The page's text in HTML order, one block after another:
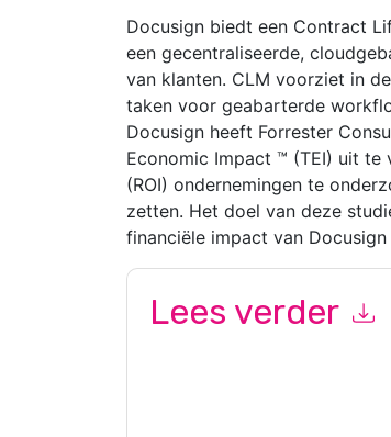
Docusign biedt een Contract
een gecentraliseerde,
van klanten. CLM voorziet in
taken voor geabarterde
Docusign heeft Forrester
Economic Impact ™ (TEI) uit
(ROI) ondernemingen te
zetten. Het doel van deze
financiële impact van
Lees verder